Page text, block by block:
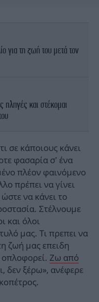
για τη ζωή του μετά τον
πληγές και στέκομαι
σε κάποιους κάνει
φασαρία σ’ ένα
πλέον φαινόμενο
πρέπει να γίνει
να κάνει το
Στέλνουμε
και όλοι
μας. Τι πρεπει να
ζωή μας επειδη
οπλοφορεί. Ζω από
δεν ξέρω», ανέφερε